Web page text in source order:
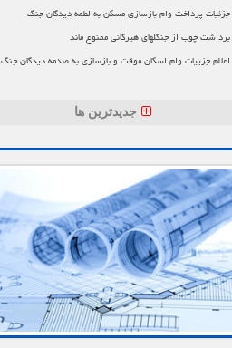
جزئیات پرداخت وام بازسازی مسکن به لطمه دیدگان جنگ
برداشت چوب از جنگلهای هیرکانی ممنوع ماند
اعلام جزییات وام اسکان موقت و بازسازی به صدمه دیدگان جنگ
جدیدترین ها